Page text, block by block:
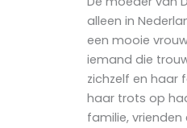
alleen in
een mooie
iemand die
zichzelf en haar
haar trots op
familie, vrienden